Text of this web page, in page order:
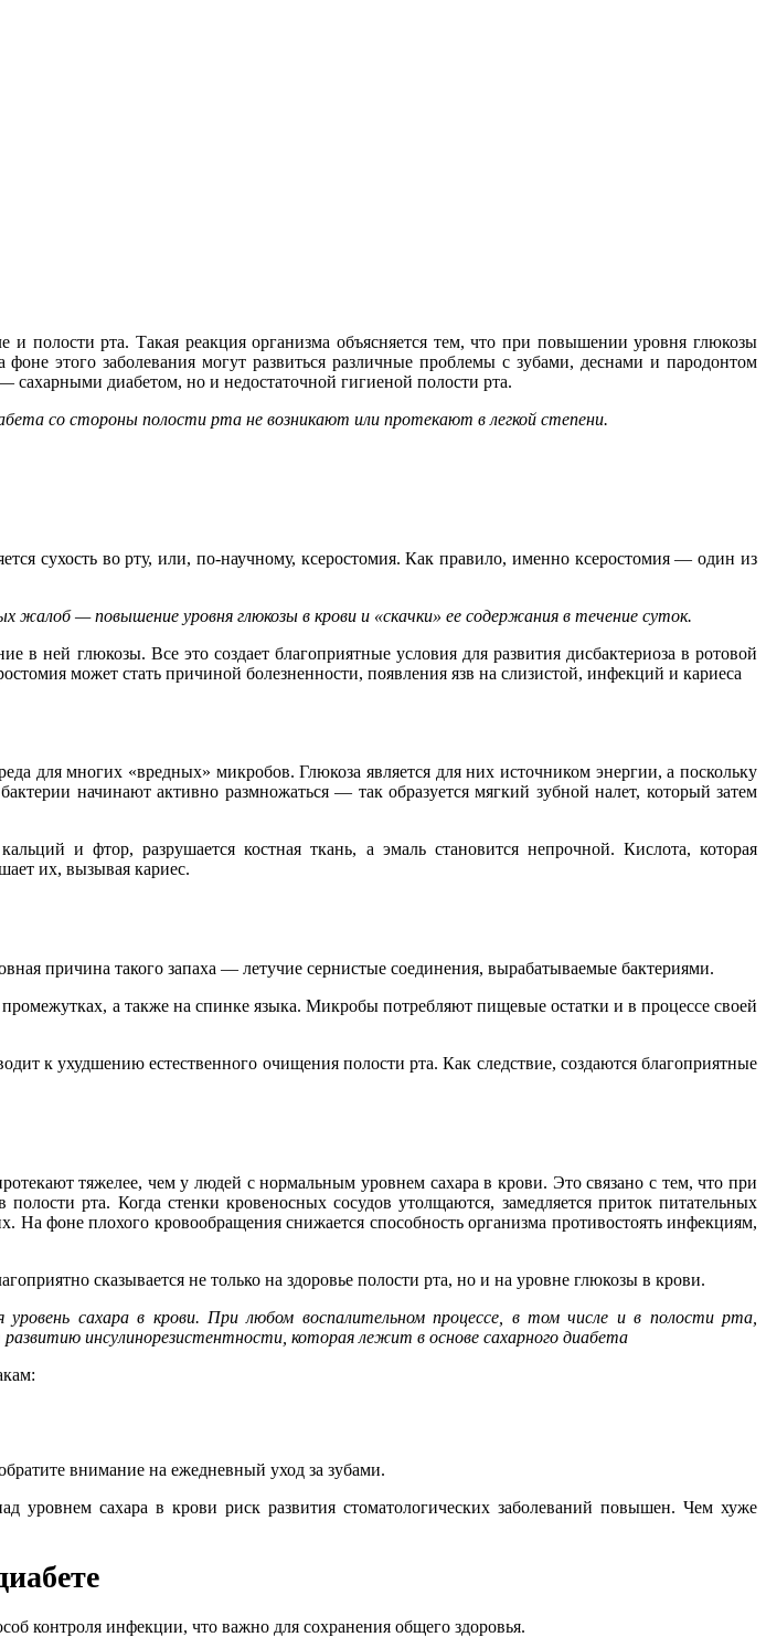
и полости рта. Такая реакция организма объясняется тем, что при повышении уровня глюкозы
этого заболевания могут развиться различные проблемы с зубами, деснами и пародонтом
диабетом, но и недостаточной гигиеной полости рта.
со стороны полости рта не возникают или протекают в легкой степени.
сухость во рту, или, по-научному, ксеростомия. Как правило, именно ксеростомия — один из
— повышение уровня глюкозы в крови и «скачки» ее содержания в течение суток.
ней глюкозы. Все это создает благоприятные условия для развития дисбактериоза в ротовой
может стать причиной болезненности, появления язв на слизистой, инфекций и кариеса
для многих «вредных» микробов. Глюкоза является для них источником энергии, а поскольку
начинают активно размножаться — так образуется мягкий зубной налет, который затем
и фтор, разрушается костная ткань, а эмаль становится непрочной. Кислота, которая
их, вызывая кариес.
причина такого запаха — летучие сернистые соединения, вырабатываемые бактериями.
а также на спинке языка. Микробы потребляют пищевые остатки и в процессе своей
к ухудшению естественного очищения полости рта. Как следствие, создаются благоприятные
тяжелее, чем у людей с нормальным уровнем сахара в крови. Это связано с тем, что при
рта. Когда стенки кровеносных сосудов утолщаются, замедляется приток питательных
На фоне плохого кровообращения снижается способность организма противостоять инфекциям,
сказывается не только на здоровье полости рта, но и на уровне глюкозы в крови.
сахара в крови. При любом воспалительном процессе, в том числе и в полости рта,
инсулинорезистентности, которая лежит в основе сахарного диабета
внимание на ежедневный уход за зубами.
сахара в крови риск развития стоматологических заболеваний повышен. Чем хуже
контроля инфекции, что важно для сохранения общего здоровья.